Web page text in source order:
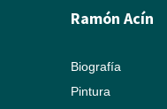
Ramón Acín
Biografía
Pintura